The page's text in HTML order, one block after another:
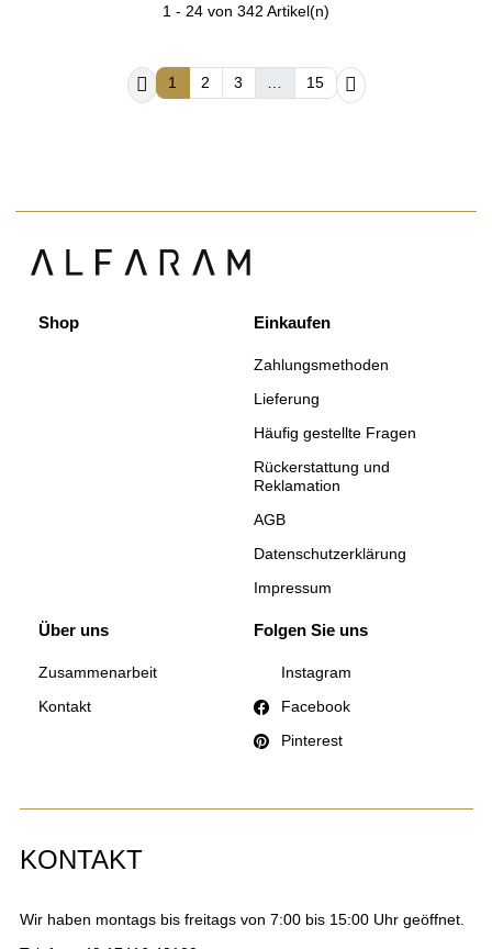
1 - 24 von 342 Artikel(n)
 1 2 3 15 
KONTAKT
Wir haben montags bis freitags von 7:00 bis 15:00 Uhr geöffnet.
Shop Einkaufen
Zahlungsmethoden
Lieferung
Häufig gestellte Fragen
Rückerstattung und
Reklamation
AGB
Datenschutzerklärung
Impressum
Über uns
Zusammenarbeit
Kontakt
Folgen Sie uns
Instagram
Facebook
Pinterest